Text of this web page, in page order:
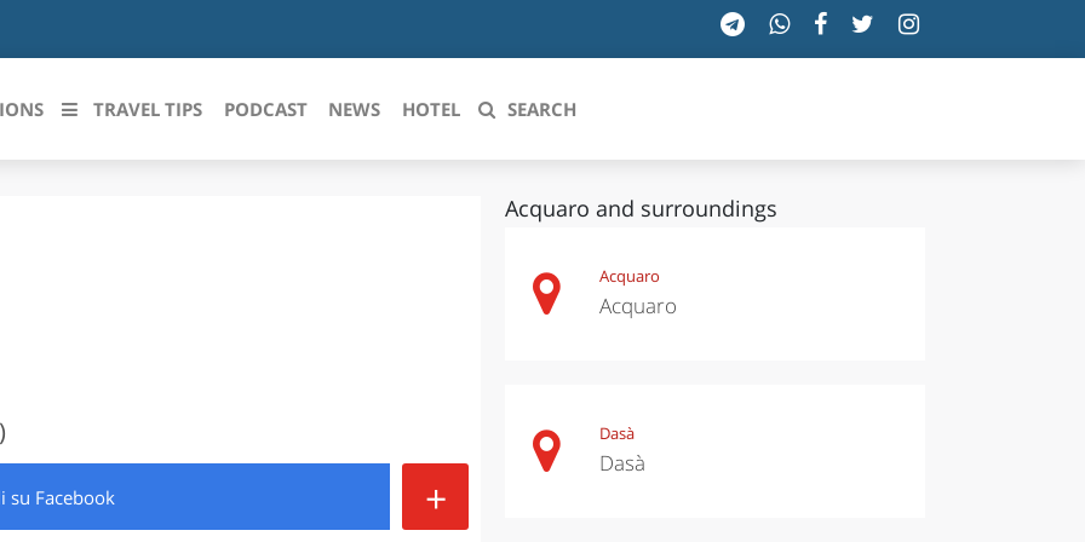
ROMAGNA PIEMONTE
TOSCANA
VALLE D'AOSTA
TRAVEL TIPS PODCAST NEWS HOTEL SEARCH
su Facebook +
Acquaro and surroundings
Acquaro
Acquaro
Dasà
Dasà